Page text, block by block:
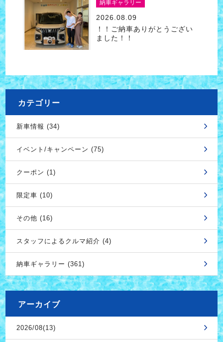
納車ギャラリー
2026.08.09
！！ご納車ありがとうござい
ました！！
カテゴリー
新車情報 (34)
イベント/キャンペーン (75)
クーポン (1)
限定車 (10)
その他 (16)
スタッフによるクルマ紹介 (4)
納車ギャラリー (361)
アーカイブ
2026/08(13)